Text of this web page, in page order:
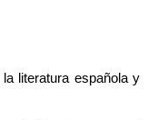
literatura española y